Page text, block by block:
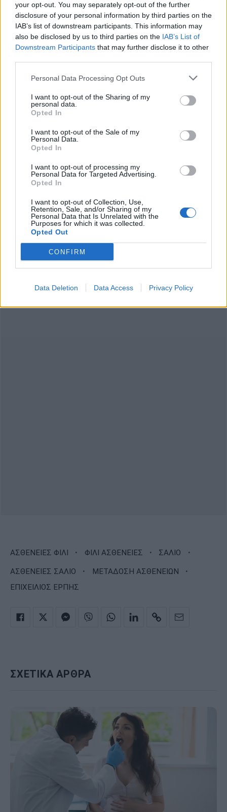
your opt-out. You may separately opt-out of the further
disclosure of your personal information by third parties on the
IAB’s list of downstream participants. This information may
also be disclosed by us to third parties on the IAB’s List of
Downstream Participants that may further disclose it to other
Personal Data Processing Opt Outs
I want to opt-out of the Sharing of my
personal data.
Opted In
I want to opt-out of the Sale of my
Personal Data.
Opted In
I want to opt-out of processing my
Personal Data for Targeted Advertising.
Opted In
I want to opt-out of Collection, Use,
Retention, Sale, and/or Sharing of my
Personal Data that Is Unrelated with the
Purposes for which it was collected.
Opted Out
CONFIRM
Data Deletion Data Access Privacy Policy
Η γρίπη είναι μια ιογενής λοίμωξη του
αναπνευστικού που μεταδίδεται εξαιρετικά
εύκολα. Η λοίμωξη συνοδεύεται από συμπτώματα
όπως ο μυϊκός πόνος, ο πονοκέφαλος, ο
πονόλαιμος, ο πυρετός και η καταρροή. Ο βαθμός
επικινδυνότητας της γρίπης εξαρτάται από το
συγκεκριμένο στέλεχος του ιού που την προκαλεί.
Δείτε κι αυτό:
Ποιος τύπος φιλιού μπορεί να οδηγήσει στην
ανάπτυξη καρκίνου λόγω HPV
Δε θα πιστεύετε πόσα μικρόβια μεταφέρονται με
ΑΣΘΕΝΕΙΕΣ ΦΙΛΙ · ΦΙΛΙ ΑΣΘΕΝΕΙΕΣ · ΣΑΛΙΟ ·
ΑΣΘΕΝΕΙΕΣ ΣΑΛΙΟ · ΜΕΤΑΔΟΣΗ ΑΣΘΕΝΕΙΩΝ ·
ΕΠΙΧΕΙΛΙΟΣ ΕΡΠΗΣ
ΣΧΕΤΙΚΑ ΑΡΘΡΑ